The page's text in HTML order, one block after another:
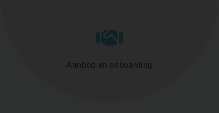
Aanbod en onboarding